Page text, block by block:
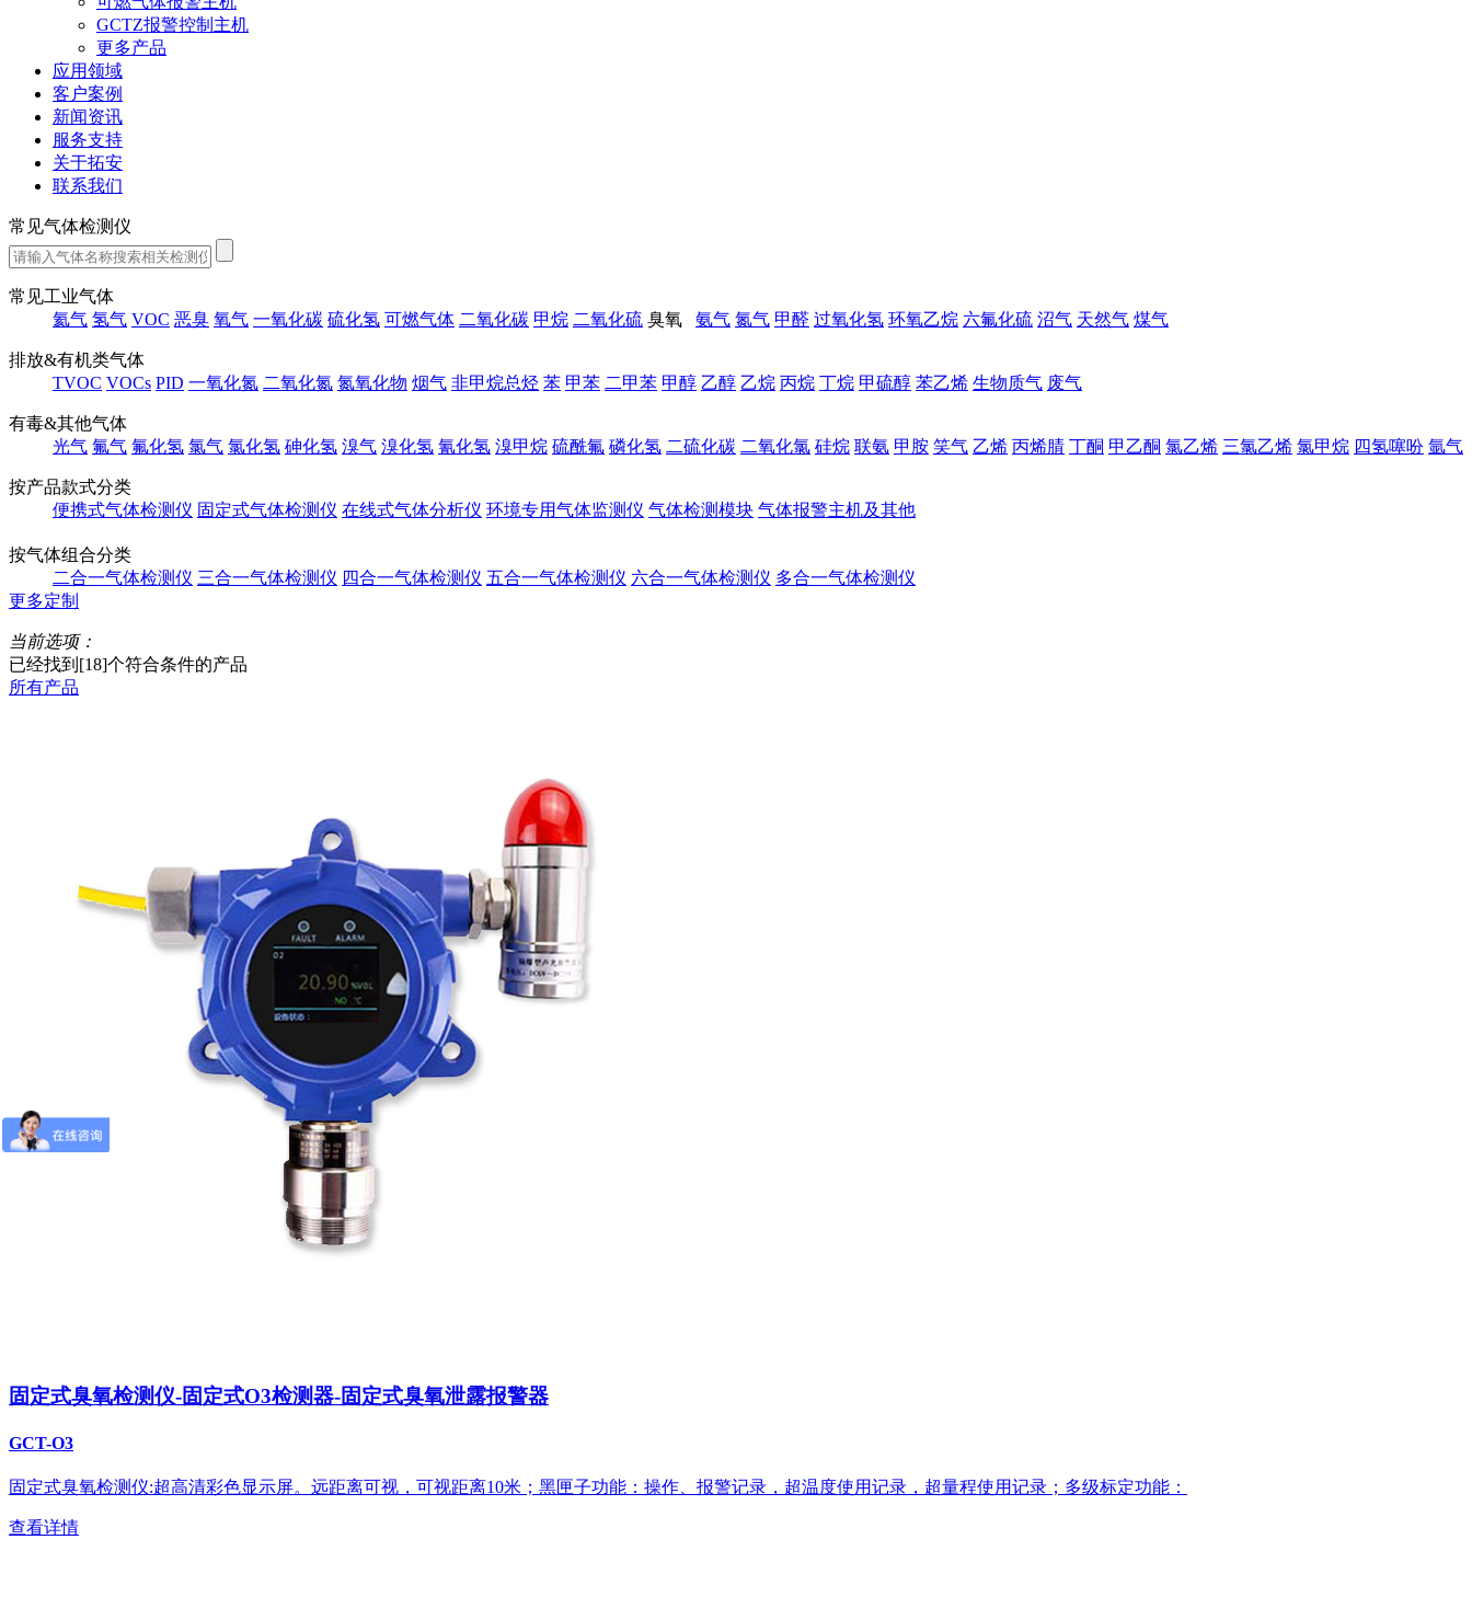
GCTZ报警控制主机
更多产品
应用领域
客户案例
新闻资讯
服务支持
关于拓安
联系我们
常见气体检测仪
常见工业气体
氦气 氢气 VOC 恶臭 氧气 一氧化碳 硫化氢 可燃气体 二氧化碳 甲烷 二氧化硫 臭氧 氨气 氮气 甲醛 过氧化氢 环氧乙烷 六氟化硫 沼气 天然气 煤气
排放&有机类气体
TVOC VOCs PID 一氧化氮 二氧化氮 氮氧化物 烟气 非甲烷总烃 苯 甲苯 二甲苯 甲醇 乙醇 乙烷 丙烷 丁烷 甲硫醇 苯乙烯 生物质气 废气
有毒&其他气体
光气 氟气 氟化氢 氯气 氯化氢 砷化氢 溴气 溴化氢 氰化氢 溴甲烷 硫酰氟 磷化氢 二硫化碳 二氧化氯 硅烷 联氨 甲胺 笑气 乙烯 丙烯腈 丁酮 甲乙酮 氯乙烯 三氯乙烯 氯甲烷 四氢噻吩 氩气
按产品款式分类
便携式气体检测仪 固定式气体检测仪 在线式气体分析仪 环境专用气体监测仪 气体检测模块 气体报警主机及其他
按气体组合分类
二合一气体检测仪 三合一气体检测仪 四合一气体检测仪 五合一气体检测仪 六合一气体检测仪 多合一气体检测仪
更多定制
当前选项：
已经找到[18]个符合条件的产品
所有产品
固定式臭氧检测仪-固定式O3检测器-固定式臭氧泄露报警器
GCT-O3
固定式臭氧检测仪:超高清彩色显示屏。远距离可视，可视距离10米；黑匣子功能：操作、报警记录，超温度使用记录，超量程使用记录；多级标定功能：
查看详情